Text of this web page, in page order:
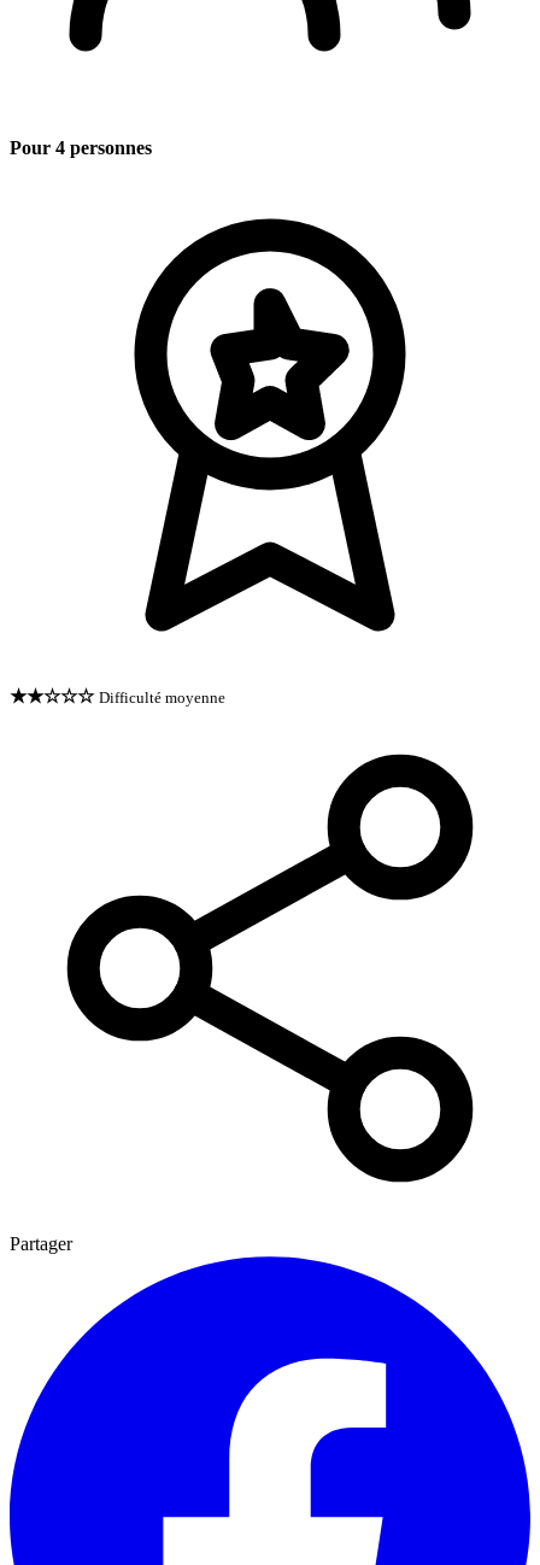
Pour 4 personnes
★★☆☆☆ Difficulté moyenne
Partager